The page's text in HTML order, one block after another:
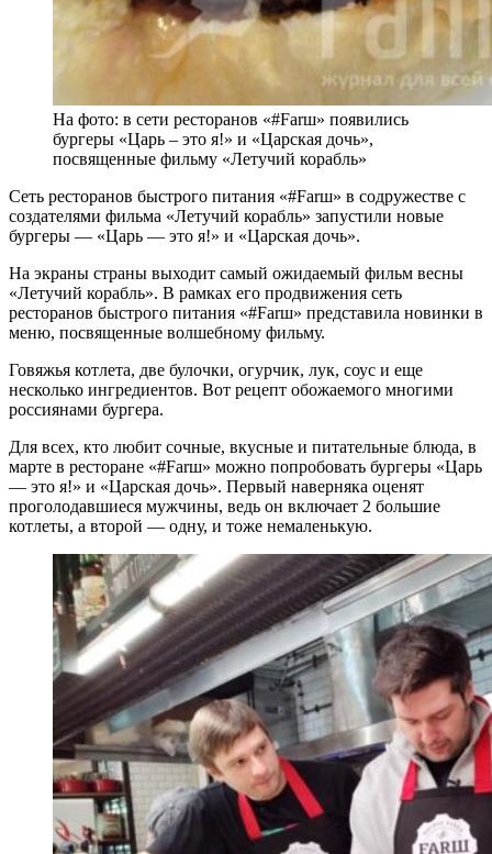
На фото: в сети ресторанов «#Farш» появились
бургеры «Царь – это я!» и «Царская дочь»,
посвященные фильму «Летучий корабль»
Сеть ресторанов быстрого питания «#Farш» в содружестве с
создателями фильма «Летучий корабль» запустили новые
бургеры — «Царь — это я!» и «Царская дочь».
На экраны страны выходит самый ожидаемый фильм весны
«Летучий корабль». В рамках его продвижения сеть
ресторанов быстрого питания «#Farш» представила новинки в
меню, посвященные волшебному фильму.
Говяжья котлета, две булочки, огурчик, лук, соус и еще
несколько ингредиентов. Вот рецепт обожаемого многими
россиянами бургера.
Для всех, кто любит сочные, вкусные и питательные блюда, в
марте в ресторане «#Farш» можно попробовать бургеры «Царь
— это я!» и «Царская дочь». Первый наверняка оценят
проголодавшиеся мужчины, ведь он включает 2 большие
котлеты, а второй — одну, и тоже немаленькую.